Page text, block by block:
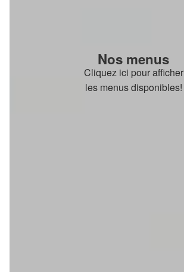
Nos menus
Cliquez ici pour afficher
les menus disponibles!